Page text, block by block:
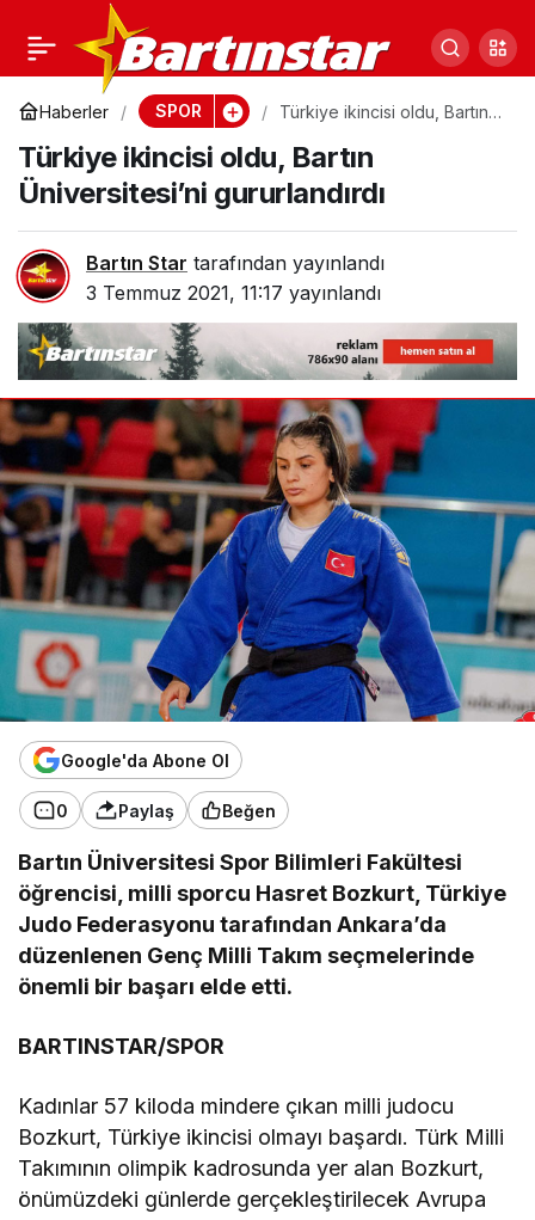
Haberler SPOR
Türkiye ikincisi oldu, Bartın
Türkiye ikincisi oldu, Bartın
Üniversitesi’ni gururlandırdı
Bartın Star tarafından yayınlandı
3 Temmuz 2021, 11:17 yayınlandı
Google'da Abone Ol
0 Paylaş Beğen
Bartın Üniversitesi Spor Bilimleri Fakültesi
öğrencisi, milli sporcu Hasret Bozkurt, Türkiye
Judo Federasyonu tarafından Ankara’da
düzenlenen Genç Milli Takım seçmelerinde
önemli bir başarı elde etti.
BARTINSTAR/SPOR
Kadınlar 57 kiloda mindere çıkan milli judocu
Bozkurt, Türkiye ikincisi olmayı başardı. Türk Milli
Takımının olimpik kadrosunda yer alan Bozkurt,
önümüzdeki günlerde gerçekleştirilecek Avrupa
Bartınspor düştüğü
yerden kalkamadı!
Umutlar başka bahara
kaldı
0 Paylaş